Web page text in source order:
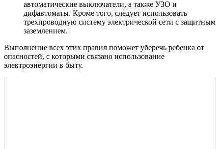
автоматические выключатели, а также УЗО и
дифавтоматы. Кроме того, следует использовать
трехпроводную систему электрической сети с защитным
заземлением.
Выполнение всех этих правил поможет уберечь ребенка от
опасностей, с которыми связано использование
электроэнергии в быту.